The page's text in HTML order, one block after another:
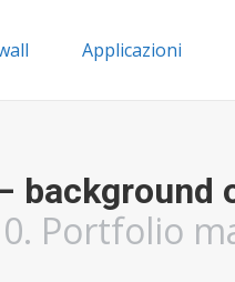
Applicazioni
background
Portfolio